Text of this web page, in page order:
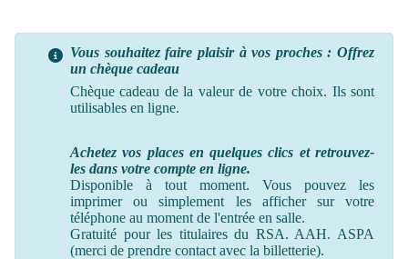
Vous souhaitez faire plaisir à vos proches : Offrez
un chèque cadeau
Chèque cadeau de la valeur de votre choix. Ils sont
utilisables en ligne.
Achetez vos places en quelques clics et retrouvez-
les dans votre compte en ligne.
Disponible à tout moment. Vous pouvez les
imprimer ou simplement les afficher sur votre
téléphone au moment de l'entrée en salle.
Gratuité pour les titulaires du RSA. AAH. ASPA
(merci de prendre contact avec la billetterie).